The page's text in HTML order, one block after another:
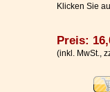
Ihr WarenkorbKlicken Sie
Preis:
(inkl. MwSt.,